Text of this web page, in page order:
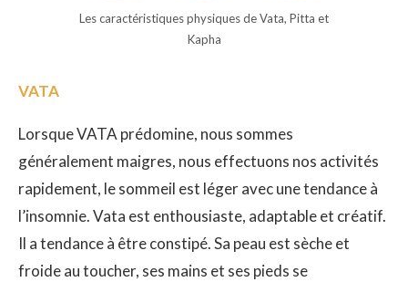
Les caractéristiques physiques de Vata, Pitta et
Kapha
VATA
Lorsque VATA prédomine, nous sommes
généralement maigres, nous effectuons nos activités
rapidement, le sommeil est léger avec une tendance à
l’insomnie. Vata est enthousiaste, adaptable et créatif.
Il a tendance à être constipé. Sa peau est sèche et
froide au toucher, ses mains et ses pieds se